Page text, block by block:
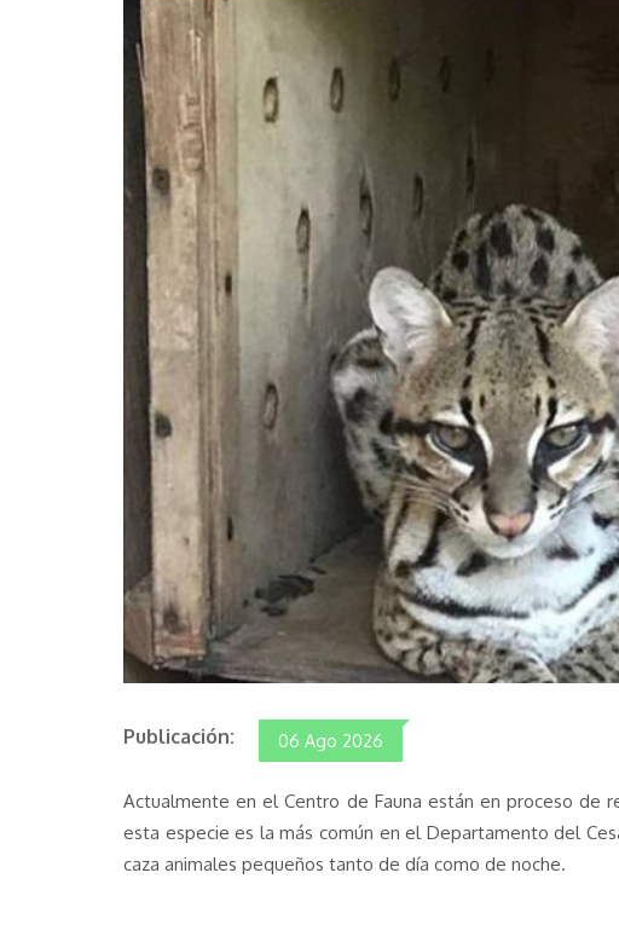
Publicación: 06 Ago 2026
Actualmente en el Centro de Fauna están en proceso de
esta especie es la más común en el Departamento del
caza animales pequeños tanto de día como de noche.